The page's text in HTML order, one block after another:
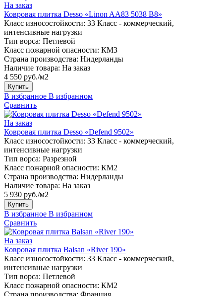
На заказ
Ковровая плитка Desso «Linon AA83 5038 B8»
Класс износостойкости: 33 Класс - коммерческий,
интенсивные нагрузки
Тип ворса: Петлевой
Класс пожарной опасности: КМ3
Страна производства: Нидерланды
Наличие товара: На заказ
4 550 руб./м2
Купить
В избранное В избранном
Сравнить
На заказ
Ковровая плитка Desso «Defend 9502»
Класс износостойкости: 33 Класс - коммерческий,
интенсивные нагрузки
Тип ворса: Разрезной
Класс пожарной опасности: КМ2
Страна производства: Нидерланды
Наличие товара: На заказ
5 930 руб./м2
Купить
В избранное В избранном
Сравнить
На заказ
Ковровая плитка Balsan «River 190»
Класс износостойкости: 33 Класс - коммерческий,
интенсивные нагрузки
Тип ворса: Петлевой
Класс пожарной опасности: КМ2
Страна производства: Франция